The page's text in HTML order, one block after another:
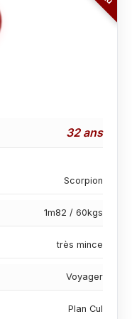
32 ans
Scorpion
1m82 / 60kgs
très mince
Voyager
Plan Cul